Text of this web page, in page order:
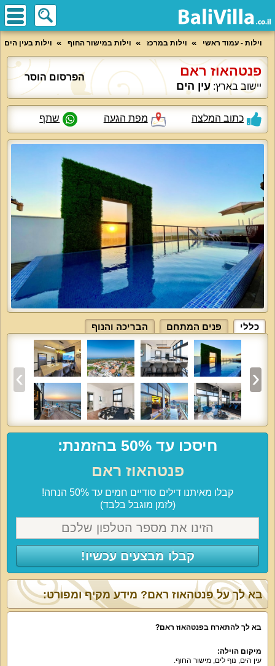
וילות - עמוד ראשי וילות במרכז וילות במישור החוף וילות בעין הים
פנטהאוז ראם
יישוב בארץ: עין הים
הפרסום הוסר
כתוב המלצה מפת הגעה שתף
כללי פנים המתחם הבריכה והנוף
חיסכו עד 50% בהזמנת:
פנטהאוז ראם
קבלו מאיתנו דילים סודיים חמים עד 50% הנחה!
(לזמן מוגבל בלבד)
קבלו מבצעים עכשיו!
בא לך על פנטהאוז ראם? מידע מקיף ומפורט:
בא לך להתארח בפנטהאוז ראם?
מיקום הוילה:
עין הים, נוף לים, מישור החוף.